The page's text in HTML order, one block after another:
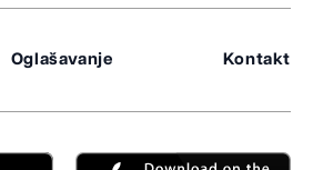
Oglašavanje Kontakt